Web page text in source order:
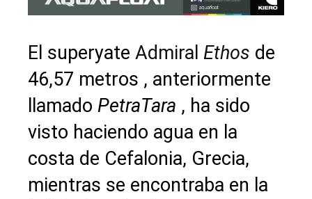
El superyate Admiral Ethos de
46,57 metros , anteriormente
llamado PetraTara , ha sido
visto haciendo agua en la
costa de Cefalonia, Grecia,
mientras se encontraba en la